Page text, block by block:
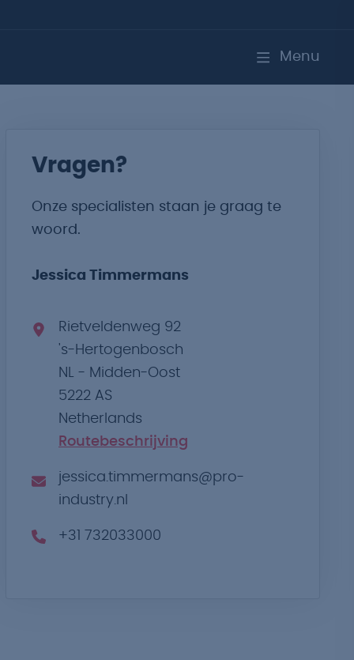
Menu
Vragen?
Onze specialisten staan je graag te
woord.
Jessica Timmermans
Rietveldenweg 92
's-Hertogenbosch
NL - Midden-Oost
5222 AS
Netherlands
Routebeschrijving
jessica.timmermans@pro-
industry.nl
+31 732033000